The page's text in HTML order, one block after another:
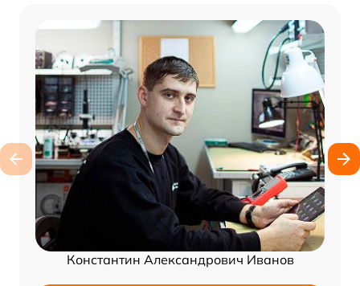
Константин Александрович Иванов